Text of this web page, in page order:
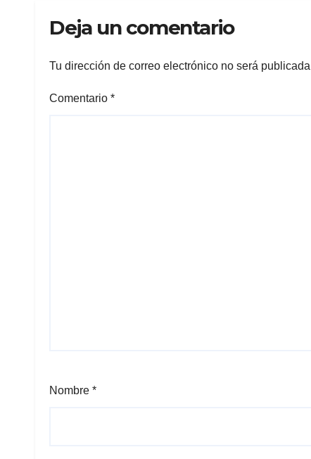
Deja un comentario
Tu dirección de correo electrónico no será
Comentario *
Nombre *